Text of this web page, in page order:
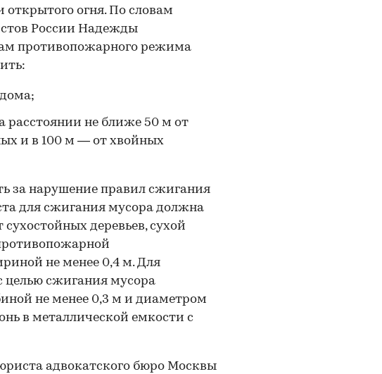
огня. По словам
России Надежды
противопожарного режима
расстоянии не ближе 50 м от
и в 100 м — от хвойных
за нарушение правил сжигания
для сжигания мусора должна
деревьев, сухой
не менее 0,4 м. Для
целью сжигания мусора
не менее 0,3 м и диаметром
в металлической емкости с
адвокатского бюро Москвы